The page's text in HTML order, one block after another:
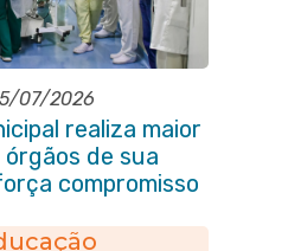
07/2026
realiza maior
de sua
compromisso